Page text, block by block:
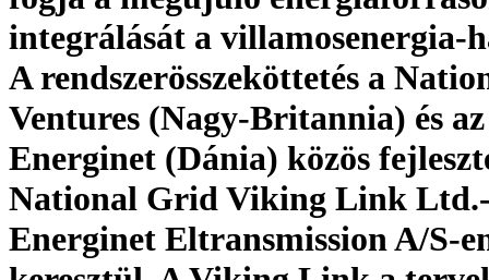
integrálását a villamosenergia-
A rendszerösszeköttetés a
Ventures (Nagy-Britannia) és az
Energinet (Dánia) közös
National Grid Viking Link Ltd.-
Energinet Eltransmission A/S-